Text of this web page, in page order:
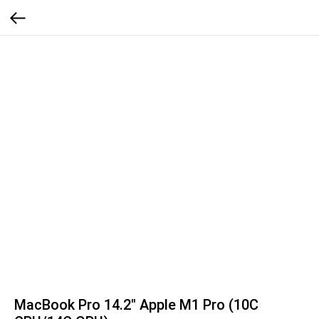
MacBook Pro 14.2" Apple M1 Pro (10C